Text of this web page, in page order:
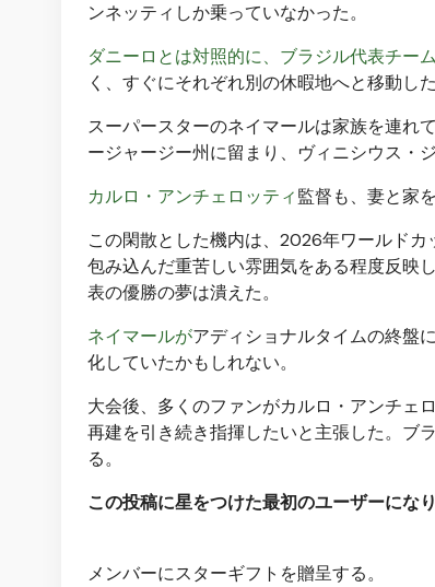
ンネッティしか乗っていなかった。
ダニーロとは対照的に、ブラジル代表チーム
く、すぐにそれぞれ別の休暇地へと移動した
スーパースターのネイマールは家族を​​連れ
ージャージー州に留まり、ヴィニシウス・
カルロ・アンチェロッティ監督も、妻と家
この閑散とした機内は、2026年ワールドカ
包み込んだ重苦しい雰囲気をある程度反映
表の優勝の夢は潰えた。
ネイマールがアディショナルタイムの終盤
化していたかもしれない。
大会後、多くのファンがカルロ・アンチェ
再建を引き続き指揮したいと主張した。ブ
る。
この投稿に星をつけた最初のユーザーにな
メンバーにスターギフトを贈呈する。